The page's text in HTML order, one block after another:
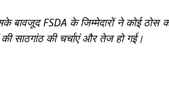
FSDA के जिम्मेदारों ने कोई ठोस
साठगांठ की चर्चाएं और तेज हो गई।